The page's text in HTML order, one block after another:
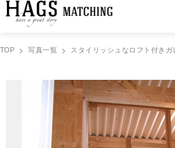
TOP 写真一覧 スタイリッシュなロフト付きガ